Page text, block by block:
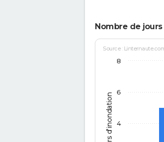
Nombre de
Jours d'inondation
Source :
4
6
8